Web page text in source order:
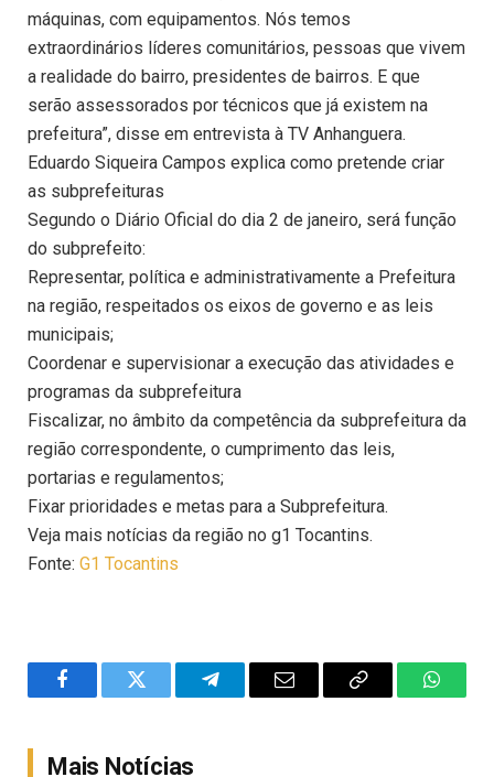
máquinas, com equipamentos. Nós temos
extraordinários líderes comunitários, pessoas que vivem
a realidade do bairro, presidentes de bairros. E que
serão assessorados por técnicos que já existem na
prefeitura”, disse em entrevista à TV Anhanguera.
Eduardo Siqueira Campos explica como pretende criar
as subprefeituras
Segundo o Diário Oficial do dia 2 de janeiro, será função
do subprefeito:
Representar, política e administrativamente a Prefeitura
na região, respeitados os eixos de governo e as leis
municipais;
Coordenar e supervisionar a execução das atividades e
programas da subprefeitura
Fiscalizar, no âmbito da competência da subprefeitura da
região correspondente, o cumprimento das leis,
portarias e regulamentos;
Fixar prioridades e metas para a Subprefeitura.
Veja mais notícias da região no g1 Tocantins.
Fonte: G1 Tocantins
FacebookTwitter TelegramEmail
Copy
Mais Notícias